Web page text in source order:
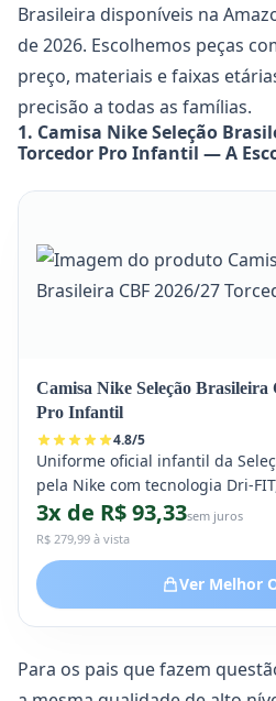
Brasileira disponíveis na
de 2026. Escolhemos peças
preço, materiais e faixas
precisão a todas as famílias.
1. Camisa Nike Seleção
Torcedor Pro Infantil — A
Camisa Nike Seleção
Pro Infantil
4.8/5
Uniforme oficial infantil da
pela Nike com tecnologia Dri-
ajudar a manter a criança seca
escudo oficial bordado e alta
3x de R$ 93,33sem juros
R$ 279,99 à vista
Ver Melhor
Para os pais que fazem